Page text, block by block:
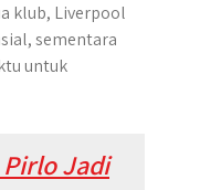
klub, Liverpool
sementara
untuk
Jadi